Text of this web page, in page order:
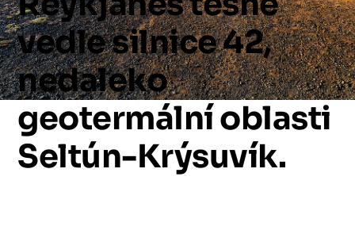
vedlesilnice42,
nedaleko
geotermálníoblasti
Seltún-Krýsuvík.